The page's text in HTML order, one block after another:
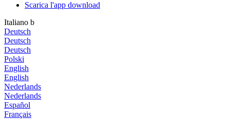
Scarica l'app download
Italiano b
Deutsch
Deutsch
Deutsch
Polski
English
English
Nederlands
Nederlands
Español
Français